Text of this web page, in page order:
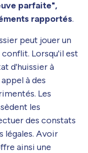
parfaite",
rapportés.
peut jouer un
Lorsqu'il est
d'huissier à
à des
Les
les
des constats
légales. Avoir
ainsi une